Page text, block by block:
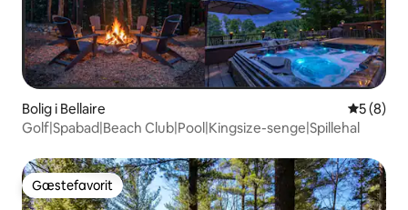
Bolig i Bellaire 5 ud af 5
5 (8)
Golf|Spabad|Beach Club|Pool|Kingsize-senge|Spillehal
Gæstefavorit
Gæstefavorit